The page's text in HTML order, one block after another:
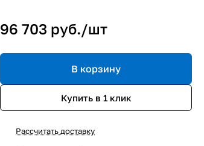
96 703 руб./шт
В корзину
Купить в 1 клик
Рассчитать доставку